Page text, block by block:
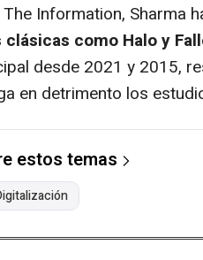
Information, Sharma
como Halo y
desde 2021 y 2015,
en detrimento los
estos temas